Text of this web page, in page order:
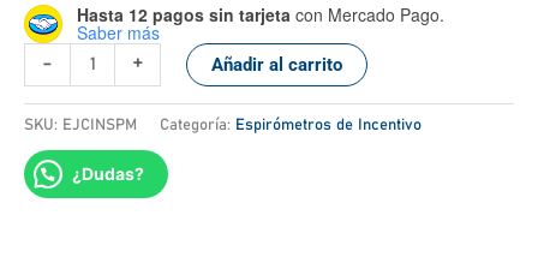
Hasta 12 pagos sin tarjeta con Mercado Pago.
Saber más
- + Añadir al carrito
SKU: EJCINSPM Categoría: Espirómetros de Incentivo
¿Dudas?